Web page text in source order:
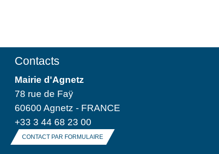
Contacts
Mairie d'Agnetz
78 rue de Faÿ
60600 Agnetz - FRANCE
+33 3 44 68 23 00
CONTACT PAR FORMULAIRE